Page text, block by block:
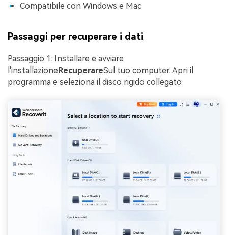
Compatibile con Windows e Mac
Passaggi per recuperare i dati
Passaggio 1: Installare e avviare
l'installazioneRecuperareSul tuo computer. Apri il
programma e seleziona il disco rigido collegato.